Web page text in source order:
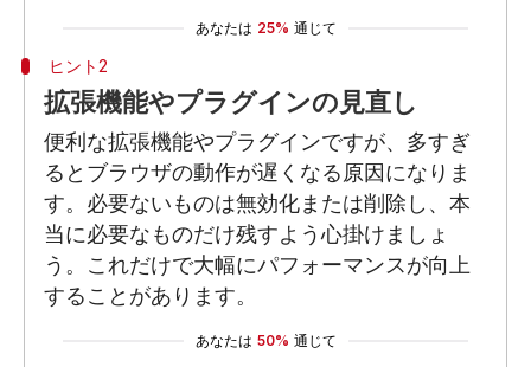
あなたは 25% 通じて
ヒント2
拡張機能やプラグインの見直し
便利な拡張機能やプラグインですが、多すぎ
るとブラウザの動作が遅くなる原因になりま
す。必要ないものは無効化または削除し、本
当に必要なものだけ残すよう心掛けましょ
う。これだけで大幅にパフォーマンスが向上
することがあります。
あなたは 50% 通じて